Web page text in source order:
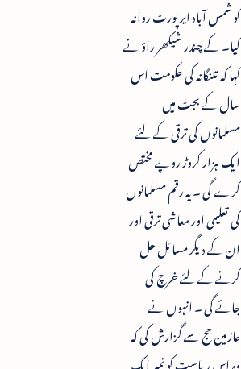
کو شمس آباد ایر پورٹ روانہ
کیا۔ کے چندر شیکھر راؤ نے
کہا کہ تلنگانہ کی حکومت اس
سال کے بجٹ میں
مسلمانوں کی ترقی کے لئے
ایک ہزار کروڑ روپے مختص
کرے گی ۔ یہ رقم مسلمانوں
کی تعلیمی اور معاشی ترقی اور
ان کے دیگر مسائل حل
کرنے کے لئے خرچ کی
جائے گی ۔ انہوں نے
عازمین حج سے گزارش کی کہ
وہ اس ریاست کو نمبر ایک